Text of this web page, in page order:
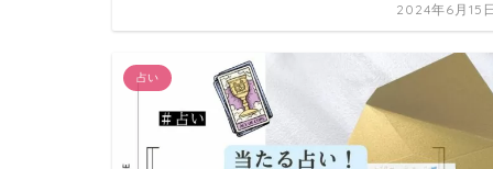
2024年6月15
占い